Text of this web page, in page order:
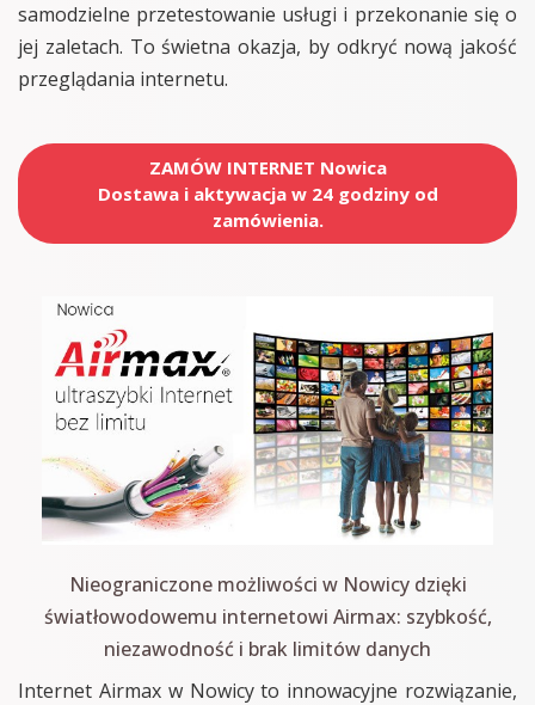
samodzielne przetestowanie usługi i przekonanie się o
jej zaletach. To świetna okazja, by odkryć nową jakość
przeglądania internetu.
ZAMÓW INTERNET Nowica
Dostawa i aktywacja w 24 godziny od
zamówienia.
Nieograniczone możliwości w Nowicy dzięki
światłowodowemu internetowi Airmax: szybkość,
niezawodność i brak limitów danych
Internet Airmax w Nowicy to innowacyjne rozwiązanie,